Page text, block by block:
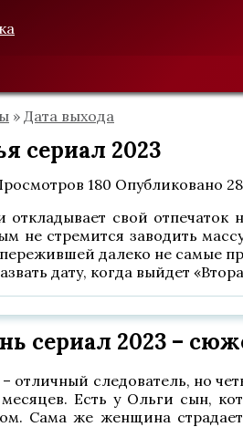
» Дата выхода
сериал 2023
180 Опубликовано
откладывает свой
не стремится заводить
далеко не самые
дату, когда выйдет
сериал 2023 –
отличный следователь, но
Есть у Ольги сын,
Сама же женщина